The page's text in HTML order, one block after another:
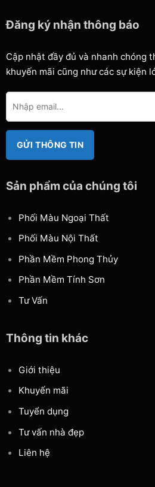
Đăng ký nhận thông báo
Cập nhật đầy đủ và nhanh chóng
khuyến mãi cũng như các sự kiện
Sản phẩm của chúng tôi
Phối Màu Ngoại Thất
Phối Màu Nội Thất
Phần Mềm Phong Thủy
Phần Mềm Tính Sơn
Tư Vấn
Thông tin khác
Giới thiệu
Khuyến mãi
Tuyển dụng
Tư vấn nhà đẹp
Liên hệ